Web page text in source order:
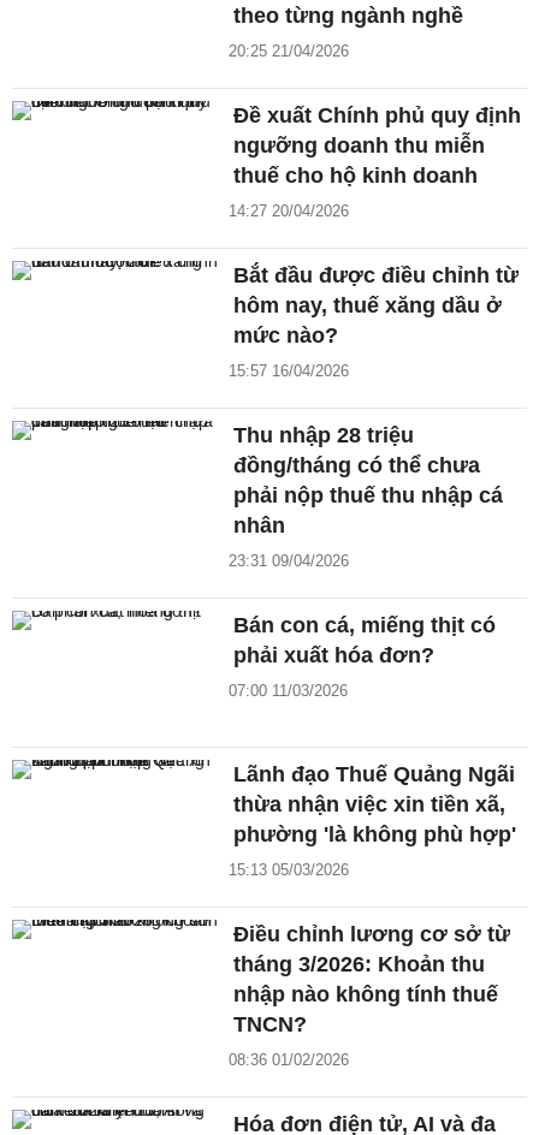
theo từng ngành nghề
20:25 21/04/2026
Đề xuất Chính phủ quy định
ngưỡng doanh thu miễn
thuế cho hộ kinh doanh
14:27 20/04/2026
Bắt đầu được điều chỉnh từ
hôm nay, thuế xăng dầu ở
mức nào?
15:57 16/04/2026
Thu nhập 28 triệu
đồng/tháng có thể chưa
phải nộp thuế thu nhập cá
nhân
23:31 09/04/2026
Bán con cá, miếng thịt có
phải xuất hóa đơn?
07:00 11/03/2026
Lãnh đạo Thuế Quảng Ngãi
thừa nhận việc xin tiền xã,
phường 'là không phù hợp'
15:13 05/03/2026
Điều chỉnh lương cơ sở từ
tháng 3/2026: Khoản thu
nhập nào không tính thuế
TNCN?
08:36 01/02/2026
Hóa đơn điện tử, AI và đa